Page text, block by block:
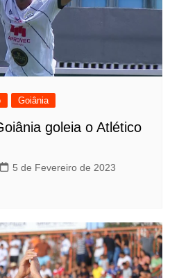
Goiânia
goleia o Atlético
5 de Fevereiro de 2023